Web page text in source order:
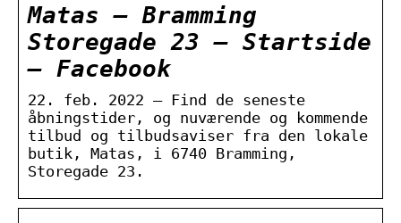
Matas – Bramming
Storegade 23 – Startside
– Facebook
22. feb. 2022 — Find de seneste
åbningstider, og nuværende og kommende
tilbud og tilbudsaviser fra den lokale
butik, Matas, i 6740 Bramming,
Storegade 23.